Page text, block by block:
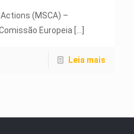
(MSCA) –
Europeia
Leia mais